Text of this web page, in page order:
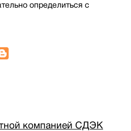
определиться с
компанией СДЭК